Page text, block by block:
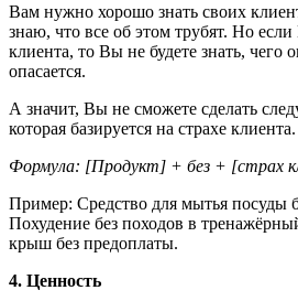
Вам нужно хорошо знать своих
знаю, что все об этом трубят. Но если
клиента, то Вы не будете знать, чего
опасается.
А значит, Вы не сможете сделать
которая базируется на страхе клиента.
Формула: [Продукт] + без + [страх
Пример: Средство для мытья посуды
Похудение без походов в
крыш без предоплаты.
4. Ценность